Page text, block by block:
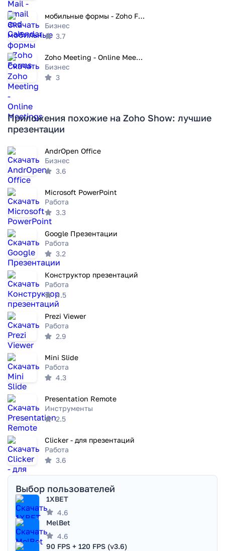
мобильные формы - Zoho Forms
Бизнес
3.7
Zoho Meeting - Online Meetings
Бизнес
3
Приложения похожие на Zoho Show: лучшие
презентации
AndrOpen Office
Бизнес
3.6
Microsoft PowerPoint
Работа
3.3
Google Презентации
Работа
3.2
Конструктор презентаций
Работа
4.5
Prezi Viewer
Работа
2.9
Mini Slide
Работа
4.3
Presentation Remote
Инструменты
2.5
Clicker - для презентаций
Работа
3.6
Выбор пользователей
1XBET
4.6
MelBet
4.6
90 FPS + 120 FPS (v3.6)